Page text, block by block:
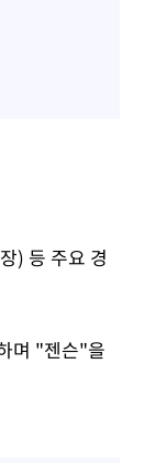
) 등 주요 경
며 "젠슨"을